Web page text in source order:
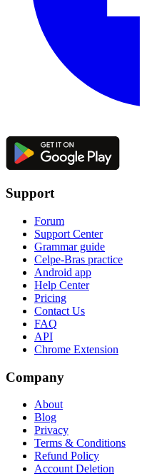
Support
Forum
Support Center
Grammar guide
Celpe-Bras practice
Android app
Help Center
Pricing
Contact Us
FAQ
API
Chrome Extension
Company
About
Blog
Privacy
Terms & Conditions
Refund Policy
Account Deletion